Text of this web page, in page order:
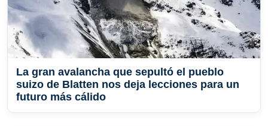
La gran avalancha que sepultó el pueblo
suizo de Blatten nos deja lecciones para un
futuro más cálido